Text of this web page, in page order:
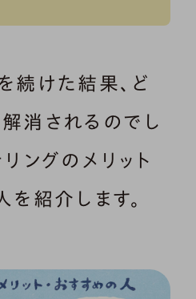
続けた結果、ど
消されるのでし
リングのメリット
を紹介します。